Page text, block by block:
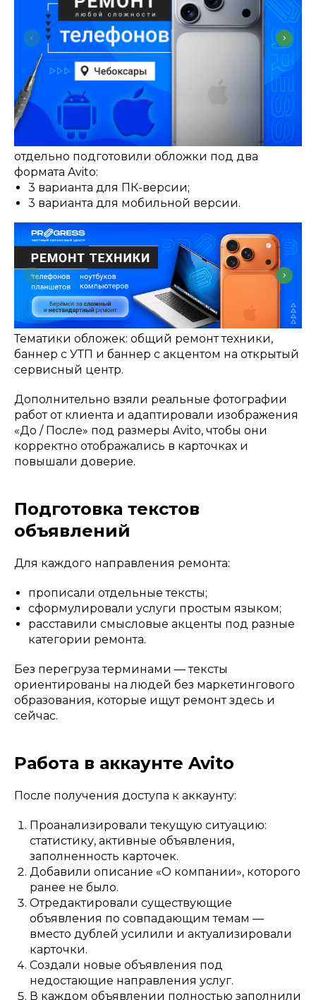
отдельно подготовили обложки под два
формата Avito:
3 варианта для ПК-версии;
3 варианта для мобильной версии.
Тематики обложек: общий ремонт техники,
баннер с УТП и баннер с акцентом на открытый
сервисный центр.
Дополнительно взяли реальные фотографии
работ от клиента и адаптировали изображения
«До / После» под размеры Avito, чтобы они
корректно отображались в карточках и
повышали доверие.
Подготовка текстов
объявлений
Для каждого направления ремонта:
прописали отдельные тексты;
сформулировали услуги простым языком;
расставили смысловые акценты под разные
категории ремонта.
Без перегруза терминами — тексты
ориентированы на людей без маркетингового
образования, которые ищут ремонт здесь и
сейчас.
Работа в аккаунте Avito
После получения доступа к аккаунту:
Проанализировали текущую ситуацию:
статистику, активные объявления,
заполненность карточек.
Добавили описание «О компании», которого
ранее не было.
Отредактировали существующие
объявления по совпадающим темам —
вместо дублей усилили и актуализировали
карточки.
Создали новые объявления под
недостающие направления услуг.
В каждом объявлении полностью заполнили